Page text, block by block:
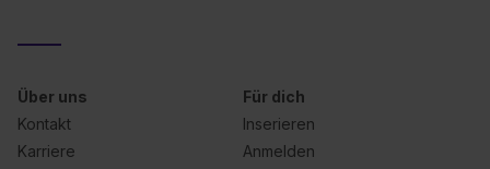
Über uns
Kontakt
Karriere
Für dich
Inserieren
Anmelden